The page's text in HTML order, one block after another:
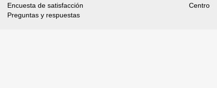
Encuesta de satisfacción
Preguntas y respuestas
Centro